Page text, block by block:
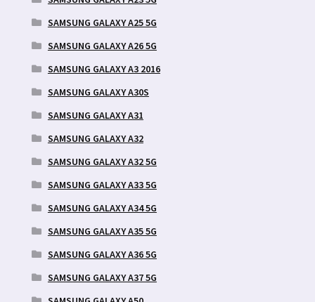
SAMSUNG GALAXY A25 5G
SAMSUNG GALAXY A26 5G
SAMSUNG GALAXY A3 2016
SAMSUNG GALAXY A30S
SAMSUNG GALAXY A31
SAMSUNG GALAXY A32
SAMSUNG GALAXY A32 5G
SAMSUNG GALAXY A33 5G
SAMSUNG GALAXY A34 5G
SAMSUNG GALAXY A35 5G
SAMSUNG GALAXY A36 5G
SAMSUNG GALAXY A37 5G